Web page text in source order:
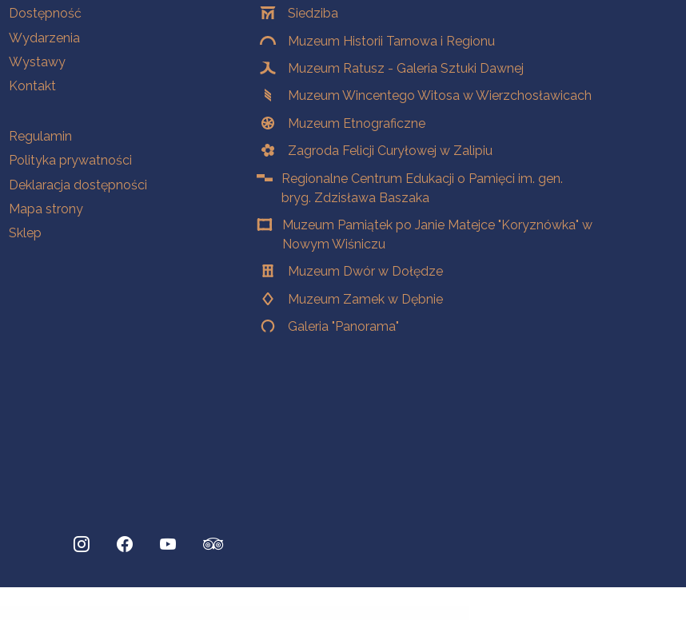
Na skróty
Dostępność
Wydarzenia
Wystawy
Kontakt
Na skróty
Regulamin
Polityka prywatności
Deklaracja dostępności
Mapa strony
Sklep
OddziałySiedziba
Muzeum Historii Tarnowa i Regionu
Muzeum Ratusz - Galeria Sztuki Dawnej
Muzeum Wincentego Witosa w Wierzchosławicach
Muzeum Etnograficzne
Zagroda Felicji Curyłowej w Zalipiu
Regionalne Centrum Edukacji o Pamięci im. gen.
bryg. Zdzisława Baszaka
Muzeum Pamiątek po Janie Matejce "Koryznówka" w
Nowym Wiśniczu
Muzeum Dwór w Dołędze
Muzeum Zamek w Dębnie
Galeria "Panorama"